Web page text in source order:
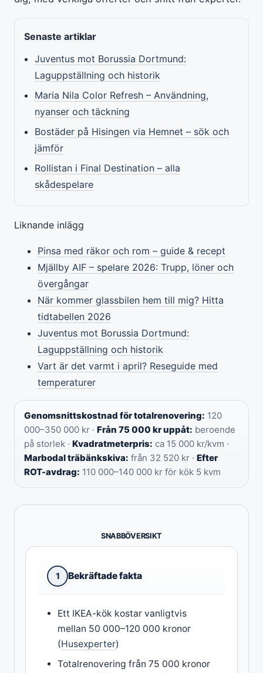
Senaste artiklar
Juventus mot Borussia Dortmund:
Laguppställning och historik
Maria Nila Color Refresh – Användning,
nyanser och täckning
Bostäder på Hisingen via Hemnet – sök och
jämför
Rollistan i Final Destination – alla
skådespelare
Liknande inlägg
Pinsa med räkor och rom – guide & recept
Mjällby AIF – spelare 2026: Trupp, löner och
övergångar
När kommer glassbilen hem till mig? Hitta
tidtabellen 2026
Juventus mot Borussia Dortmund:
Laguppställning och historik
Vart är det varmt i april? Reseguide med
temperaturer
Genomsnittskostnad för totalrenovering: 120
000–350 000 kr · Från 75 000 kr uppåt: beroende
på storlek · Kvadratmeterpris: ca 15 000 kr/kvm ·
Marbodal träbänkskiva: från 32 520 kr · Efter
ROT-avdrag: 110 000–140 000 kr för kök 5 kvm
SNABBÖVERSIKT
1 Bekräftade fakta
Ett IKEA-kök kostar vanligtvis
mellan 50 000–120 000 kronor
(Husexperter)
Totalrenovering från 75 000 kronor